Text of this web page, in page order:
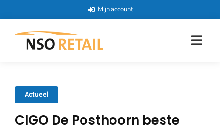
Mijn account
Actueel
CIGO De Posthoorn beste